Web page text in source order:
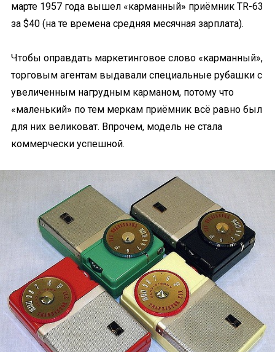
марте 1957 года вышел «карманный» приёмник TR-63
за $40 (на те времена средняя месячная зарплата).
Чтобы оправдать маркетинговое слово «карманный»,
торговым агентам выдавали специальные рубашки с
увеличенным нагрудным карманом, потому что
«маленький» по тем меркам приёмник всё равно был
для них великоват. Впрочем, модель не стала
коммерчески успешной.